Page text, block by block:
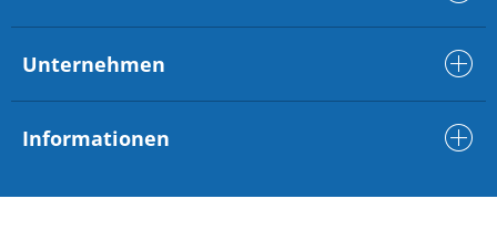
Unternehmen
Informationen